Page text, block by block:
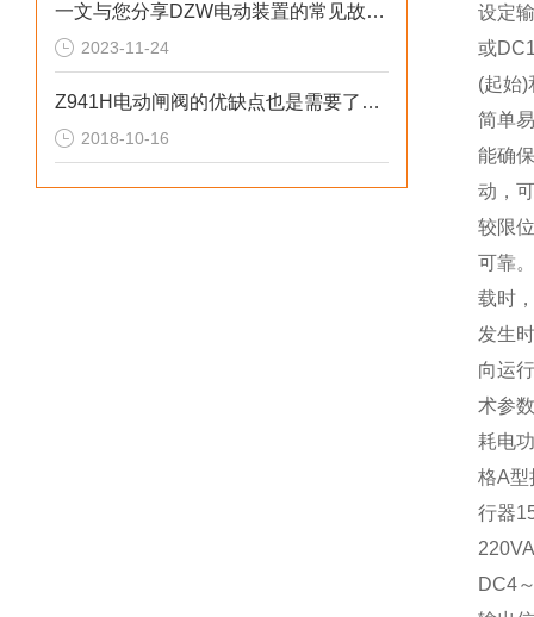
一文与您分享DZW电动装置的常见故障解决方法
2023-11-24
Z941H电动闸阀的优缺点也是需要了解的
2018-10-16
设定
或
(起始)
简单
能确
动，
较限
可靠
载时
发生
向运
术参
耗电
格A型
行器
DC4